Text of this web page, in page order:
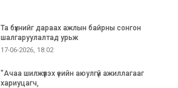
Та бүхнийг дараах ажлын байрны сонгон
шалгаруулалтад урьж
17-06-2026, 18:02
"Ачаа шилжүүлэх үеийн аюулгүй ажиллагааг
хариуцагч,